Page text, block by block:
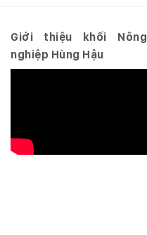
Giới thiệu khối Nông
nghiệp Hùng Hậu